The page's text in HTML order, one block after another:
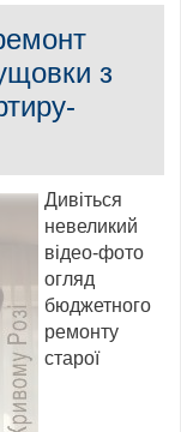
з
Дивіться
невеликий
відео-фото
огляд
бюджетного
ремонту
старої